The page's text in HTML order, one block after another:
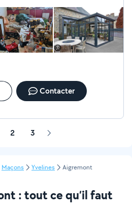
sont la et je ferais appel a eux
Contacter
2 3 Page
Maçons Yvelines Aigremont
: tout ce qu’il faut